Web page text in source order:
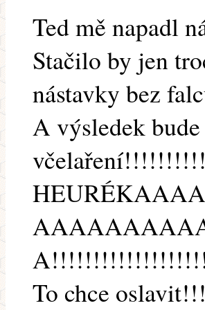
Ted mě napadl
Stačilo by jen
nástavky bez
A výsledek
To chce